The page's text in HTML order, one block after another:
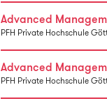
Advanced
PFH Private Hochschule
Advanced
PFH Private Hochschule